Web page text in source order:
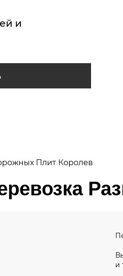
и
Плит Королев
и